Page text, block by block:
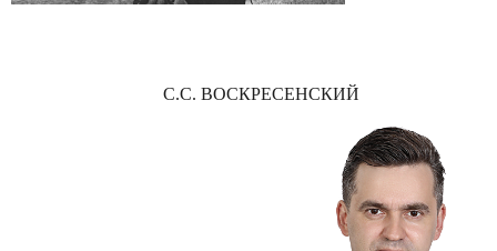
С.С. ВОСКРЕСЕНСКИЙ